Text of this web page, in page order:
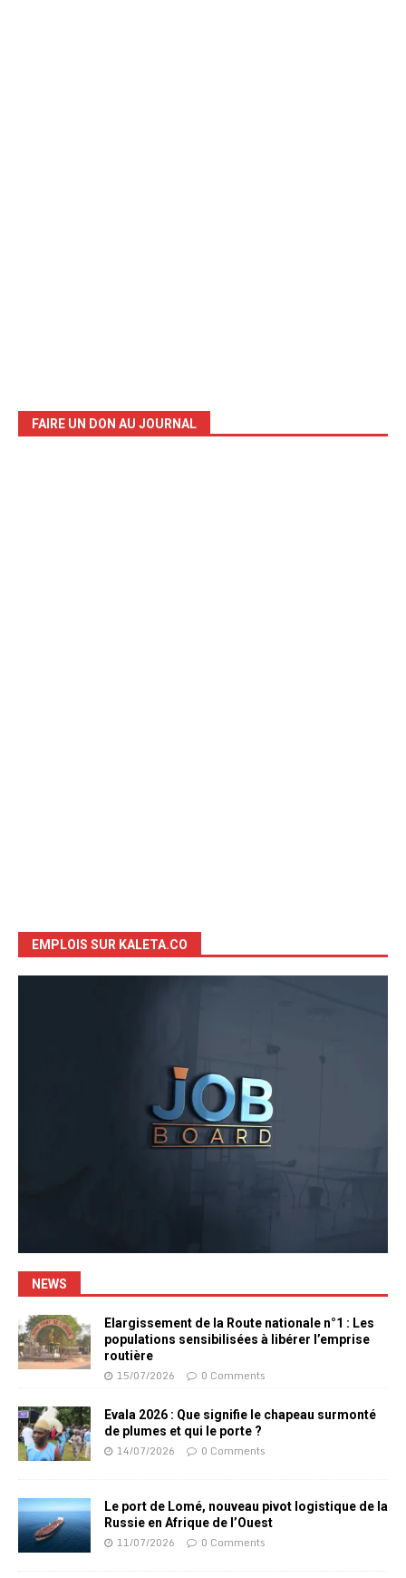
FAIRE UN DON AU JOURNAL
EMPLOIS SUR KALETA.CO
NEWS
Elargissement de la Route nationale n°1 : Les
populations sensibilisées à libérer l’emprise
routière
15/07/2026 0 Comments
Evala 2026 : Que signifie le chapeau surmonté
de plumes et qui le porte ?
14/07/2026 0 Comments
Le port de Lomé, nouveau pivot logistique de la
Russie en Afrique de l’Ouest
11/07/2026 0 Comments